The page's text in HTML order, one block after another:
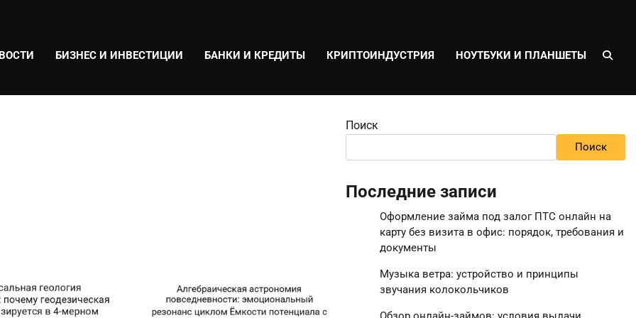
БИЗНЕС И ИНВЕСТИЦИИ БАНКИ И КРЕДИТЫ КРИПТОИНДУСТРИЯ НОУТБУКИ И ПЛАНШЕТЫ
Поиск
Поиск
Последние записи
Оформление займа под залог ПТС онлайн на
карту без визита в офис: порядок, требования и
документы
Музыка ветра: устройство и принципы
звучания колокольчиков